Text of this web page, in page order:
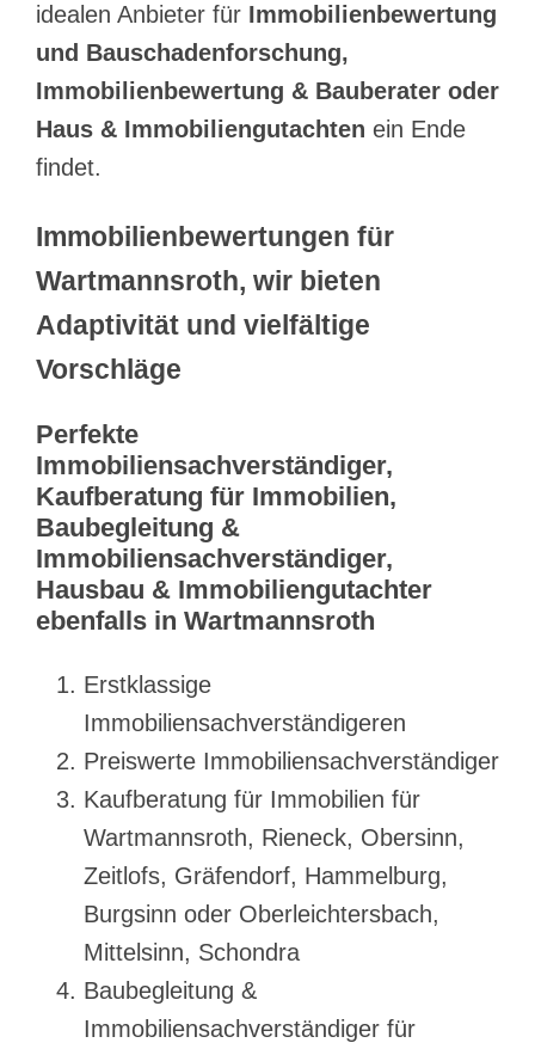
idealen Anbieter für Immobilienbewertung
und Bauschadenforschung,
Immobilienbewertung & Bauberater oder
Haus & Immobiliengutachten ein Ende
findet.
Immobilienbewertungen für
Wartmannsroth, wir bieten
Adaptivität und vielfältige
Vorschläge
Perfekte
Immobiliensachverständiger,
Kaufberatung für Immobilien,
Baubegleitung &
Immobiliensachverständiger,
Hausbau & Immobiliengutachter
ebenfalls in Wartmannsroth
Erstklassige
Immobiliensachverständigeren
Preiswerte Immobiliensachverständiger
Kaufberatung für Immobilien für
Wartmannsroth, Rieneck, Obersinn,
Zeitlofs, Gräfendorf, Hammelburg,
Burgsinn oder Oberleichtersbach,
Mittelsinn, Schondra
Baubegleitung &
Immobiliensachverständiger für